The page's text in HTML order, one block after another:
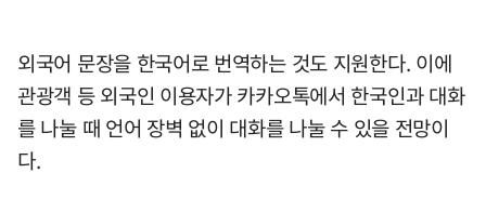
외국어 문장을 한국어로 번역하는 것도 지원한다. 이에
관광객 등 외국인 이용자가 카카오톡에서 한국인과 대화
를 나눌 때 언어 장벽 없이 대화를 나눌 수 있을 전망이
다.